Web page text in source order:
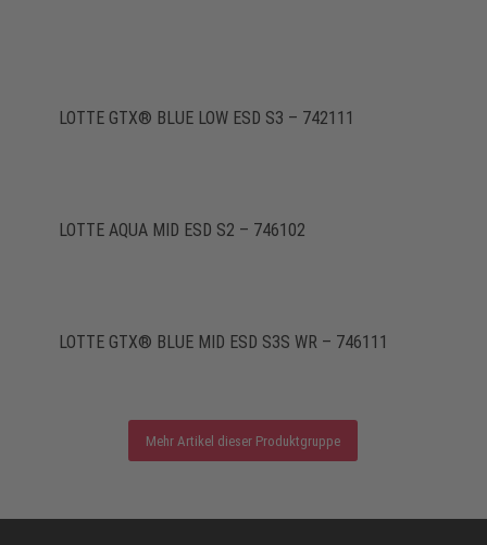
LOTTE GTX® BLUE LOW ESD S3 – 742111
LOTTE AQUA MID ESD S2 – 746102
LOTTE GTX® BLUE MID ESD S3S WR – 746111
Mehr Artikel dieser Produktgruppe